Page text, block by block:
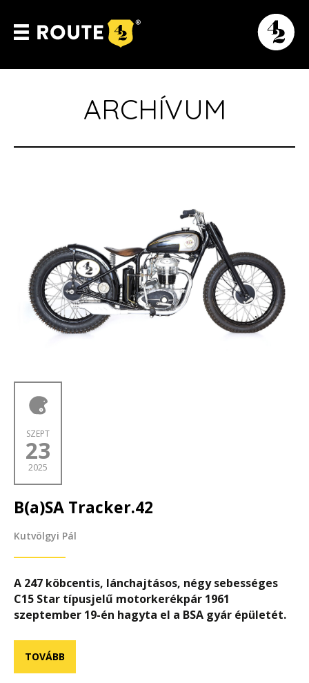
ARCHÍVUM
SZEPT
23
2025
B(a)SA Tracker.42
Kutvölgyi Pál
A 247 köbcentis, lánchajtásos, négy sebességes
C15 Star típusjelű motorkerékpár 1961
szeptember 19-én hagyta el a BSA gyár épületét.
TOVÁBB